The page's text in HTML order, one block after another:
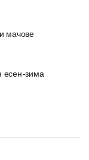
мачове
есен-зима